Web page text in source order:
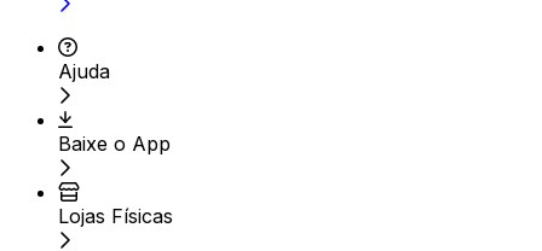
Ajuda
Baixe o App
Lojas Físicas